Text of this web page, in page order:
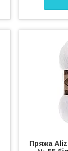
Пряжа